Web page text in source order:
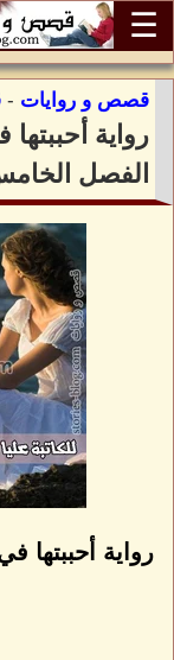
☰
قصص و روايات -
رواية
الفصل
رواية أحببتها